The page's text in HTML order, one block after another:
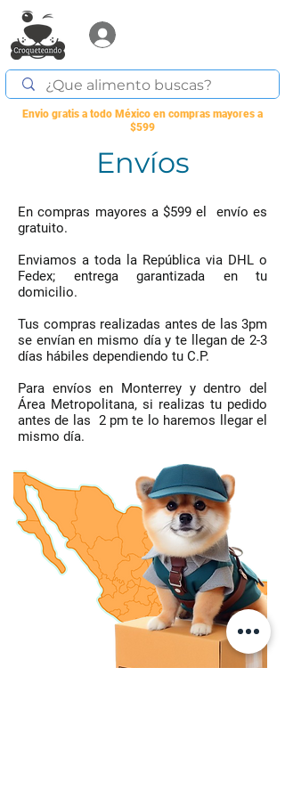
Envio gratis a todo México en compras mayores a
$599
Envíos
En compras mayores a $599 el envío es
gratuito.
Enviamos a toda la República via DHL o
Fedex; entrega garantizada en tu
domicilio.
Tus compras realizadas antes de las 3pm
se envían en mismo día y te llegan de 2-3
días hábiles dependiendo tu C.P.
Para envíos en Monterrey y dentro del
Área Metropolitana, si realizas tu pedido
antes de las 2 pm te lo haremos llegar el
mismo día.